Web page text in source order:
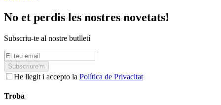
No et perdis les nostres novetats!
Subscriu-te al nostre butlletí
Subscriure'm
He llegit i accepto la Política de Privacitat
Troba